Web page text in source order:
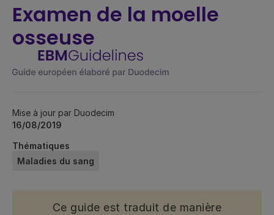
Examen de la moelle
osseuse
Mise à jour par Duodecim
16/08/2019
Thématiques
Maladies du sang
Ce guide est traduit de manière